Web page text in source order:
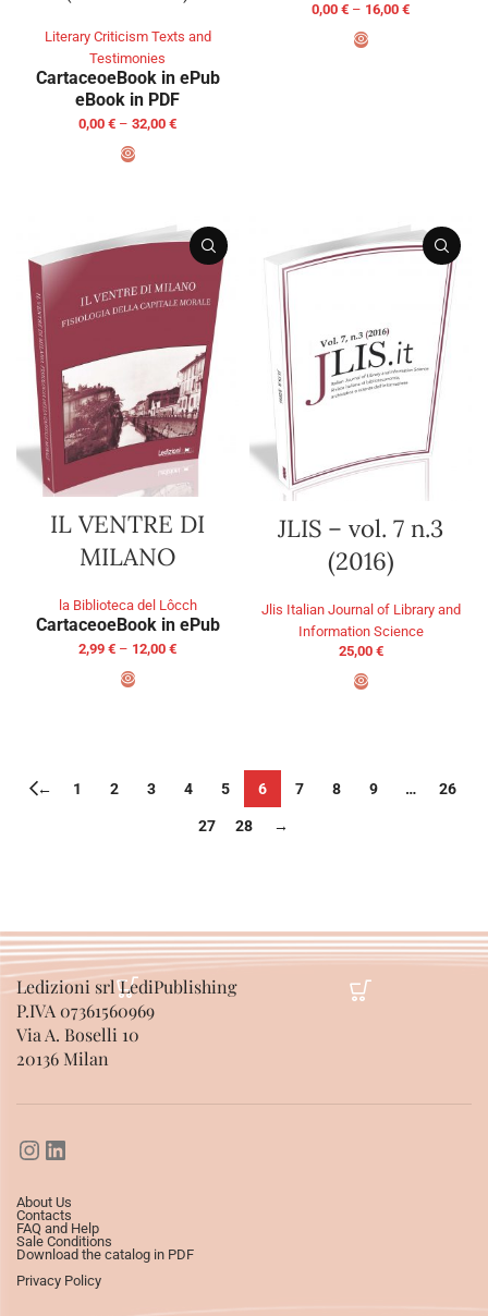
Literary Criticism Texts and
Testimonies
CartaceoeBook in ePub
eBook in PDF
0,00 € – 32,00 €
0,00 € – 16,00 €
IL VENTRE DI
MILANO
la Biblioteca del Lôcch
CartaceoeBook in ePub
2,99 € – 12,00 €
JLIS – vol. 7 n.3
(2016)
Jlis Italian Journal of Library and
Information Science
25,00 €
← 1 2 3 4 5 6 7 8 9 … 26
27 28 →
Ledizioni srl LediPublishing
P.IVA 07361560969
Via A. Boselli 10
20136 Milan
About Us
Contacts
FAQ and Help
Sale Conditions
Download the catalog in PDF
Privacy Policy